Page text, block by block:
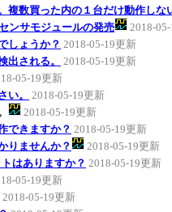
複数買った内の１台だけ動作しな
ンサモジュールの発売
2018-
しょうか？ 2018-05-19更新
出される。
2018-05-19更新
05-19更新
い。
2018-05-19更新
2018-05-19更新
できますか？ 2018-05-19更新
りませんか？
2018-05-19更新
はありますか？ 2018-05-19更新
05-19更新
2018-05-19更新